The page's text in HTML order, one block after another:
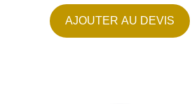
AJOUTER AU DEVIS